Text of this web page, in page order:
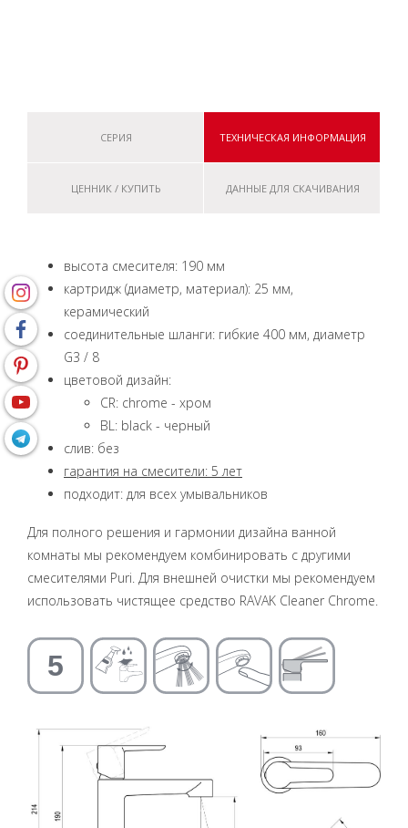
СЕРИЯ ТЕХНИЧЕСКАЯ ИНФОРМАЦИЯ
ЦЕННИК / КУПИТЬ ДАННЫЕ ДЛЯ СКАЧИВАНИЯ
высота смесителя: 190 мм
картридж (диаметр, материал): 25 мм,
керамический
соединительные шланги: гибкие 400 мм, диаметр
G3 / 8
цветовой дизайн:
CR: chrome - хром
BL: black - черный
слив: без
гарантия на смесители: 5 лет
подходит: для всех умывальников
Для полного решения и гармонии дизайна ванной
комнаты мы рекомендуем комбинировать с другими
смесителями Puri. Для внешней очистки мы рекомендуем
использовать чистящее средство RAVAK Cleaner Chrome.